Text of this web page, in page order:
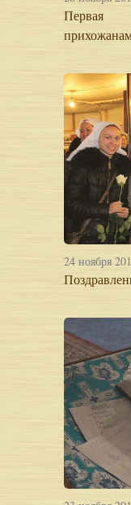
Первая
24 ноября